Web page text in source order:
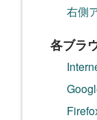
右側
各ブラ